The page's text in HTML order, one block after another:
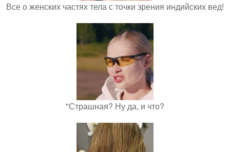
Все о женских частях тела с точки зрения индийских вед!
"Страшная? Ну да, и что?